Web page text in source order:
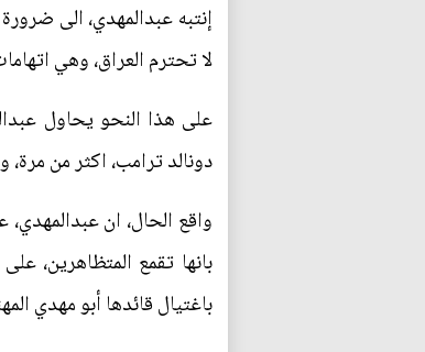
إنتبه عبدالمهدي، الى
لا تحترم العراق، وهي
على هذا النحو يحاول
دونالد ترامب، اكثر من
واقع الحال، ان
بانها تقمع المتظاهرين،
باغتيال قائدها أبو مهدي